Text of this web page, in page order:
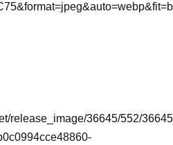
release_image/36645/552/